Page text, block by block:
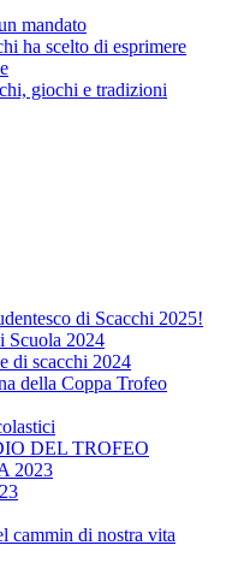
mandato
ha scelto di esprimere
giochi e tradizioni
di Scacchi 2025!
Scuola 2024
di scacchi 2024
della Coppa Trofeo
DEL TROFEO
2023
cammin di nostra vita